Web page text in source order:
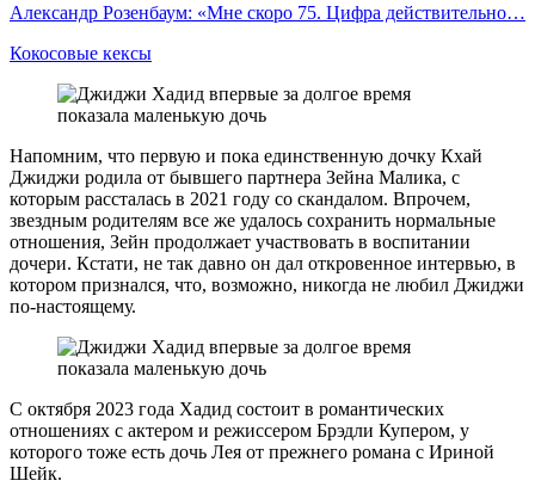
Александр Розенбаум: «Мне скоро 75. Цифра действительно…
Кокосовые кексы
Напомним, что первую и пока единственную дочку Кхай
Джиджи родила от бывшего партнера Зейна Малика, с
которым рассталась в 2021 году со скандалом. Впрочем,
звездным родителям все же удалось сохранить нормальные
отношения, Зейн продолжает участвовать в воспитании
дочери. Кстати, не так давно он дал откровенное интервью, в
котором признался, что, возможно, никогда не любил Джиджи
по-настоящему.
С октября 2023 года Хадид состоит в романтических
отношениях с актером и режиссером Брэдли Купером, у
которого тоже есть дочь Лея от прежнего романа с Ириной
Шейк.